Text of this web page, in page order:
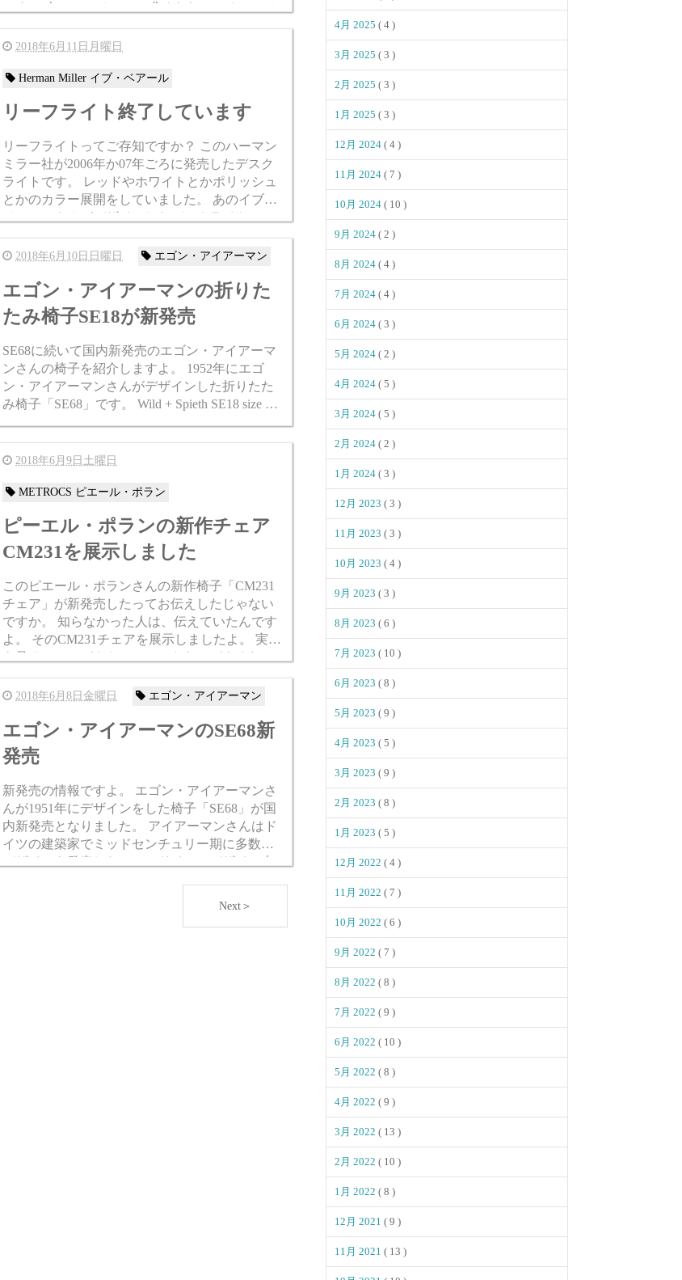
です。 今シェルチェアに求められていることは
新しい提案なんですよね。 と私は考えます。 ...
2018年6月11日月曜日
Herman Miller イブ・ベアール
リーフライト終了しています
リーフライトってご存知ですか？ このハーマン
ミラー社が2006年か07年ごろに発売したデスク
ライトです。 レッドやホワイトとかポリッシュ
とかのカラー展開をしていました。 あのイブ・
ベアールさんがデザインしたデスクライトで、
発売当時は世界初の色温度が買えられるLEDラ
イ...2018年6月10日日曜日 エゴン・アイアーマン
エゴン・アイアーマンの折りた
たみ椅子SE18が新発売
SE68に続いて国内新発売のエゴン・アイアーマ
ンさんの椅子を紹介しますよ。 1952年にエゴ
ン・アイアーマンさんがデザインした折りたた
み椅子「SE68」です。 Wild + Spieth SE18 size W5
2018年6月9日土曜日
METROCS ピエール・ポラン
ピーエル・ポランの新作チェア
CM231を展示しました
このピエール・ポランさんの新作椅子「CM231
チェア」が新発売したってお伝えしたじゃない
ですか。 知らなかった人は、伝えていたんです
よ。 そのCM231チェアを展示しましたよ。 実物
を見るとコンパクトでスマートなのがよくわか
ってもらえるはずです。 ME...
2018年6月8日金曜日 エゴン・アイアーマン
エゴン・アイアーマンのSE68新
発売
新発売の情報ですよ。 エゴン・アイアーマンさ
んが1951年にデザインをした椅子「SE68」が国
内新発売となりました。 アイアーマンさんはド
イツの建築家でミッドセンチュリー期に多数の
デザインを発表したことでドイツのデザイン史
Next＞
4月 2025 ( 4 )
3月 2025 ( 3 )
2月 2025 ( 3 )
1月 2025 ( 3 )
12月 2024 ( 4 )
11月 2024 ( 7 )
10月 2024 ( 10 )
9月 2024 ( 2 )
8月 2024 ( 4 )
7月 2024 ( 4 )
6月 2024 ( 3 )
5月 2024 ( 2 )
4月 2024 ( 5 )
3月 2024 ( 5 )
2月 2024 ( 2 )
1月 2024 ( 3 )
12月 2023 ( 3 )
11月 2023 ( 3 )
10月 2023 ( 4 )
9月 2023 ( 3 )
8月 2023 ( 6 )
7月 2023 ( 10 )
6月 2023 ( 8 )
5月 2023 ( 9 )
4月 2023 ( 5 )
3月 2023 ( 9 )
2月 2023 ( 8 )
1月 2023 ( 5 )
12月 2022 ( 4 )
11月 2022 ( 7 )
10月 2022 ( 6 )
9月 2022 ( 7 )
8月 2022 ( 8 )
7月 2022 ( 9 )
6月 2022 ( 10 )
5月 2022 ( 8 )
4月 2022 ( 9 )
3月 2022 ( 13 )
2月 2022 ( 10 )
1月 2022 ( 8 )
12月 2021 ( 9 )
11月 2021 ( 13 )